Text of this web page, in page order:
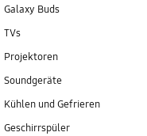
Galaxy Buds
TVs
Projektoren
Soundgeräte
Kühlen und Gefrieren
Geschirrspüler